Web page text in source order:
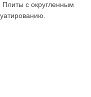
Плиты с округленным